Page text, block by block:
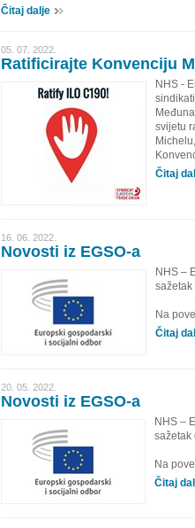
Čitaj dalje
05. 07. 2022.
Ratificirajte Konvenciju
NHS -
svijetu
Čitaj
16. 06. 2022.
Novosti iz EGSO-a
NHS –
Na
Čitaj
20. 05. 2022.
Novosti iz EGSO-a
NHS –
sažetak
Na
Čitaj